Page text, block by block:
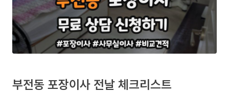
부전동 포장이사 전날 체크리스트